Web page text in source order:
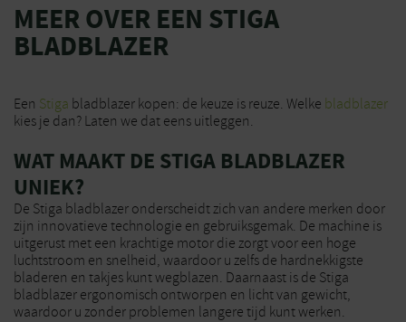
MEER OVER EEN STIGA
BLADBLAZER
Een Stiga bladblazer kopen: de keuze is reuze. Welke bladblazer
kies je dan? Laten we dat eens uitleggen.
WAT MAAKT DE STIGA BLADBLAZER
UNIEK?
De Stiga bladblazer onderscheidt zich van andere merken door
zijn innovatieve technologie en gebruiksgemak. De machine is
uitgerust met een krachtige motor die zorgt voor een hoge
luchtstroom en snelheid, waardoor u zelfs de hardnekkigste
bladeren en takjes kunt wegblazen. Daarnaast is de Stiga
bladblazer ergonomisch ontworpen en licht van gewicht,
waardoor u zonder problemen langere tijd kunt werken.